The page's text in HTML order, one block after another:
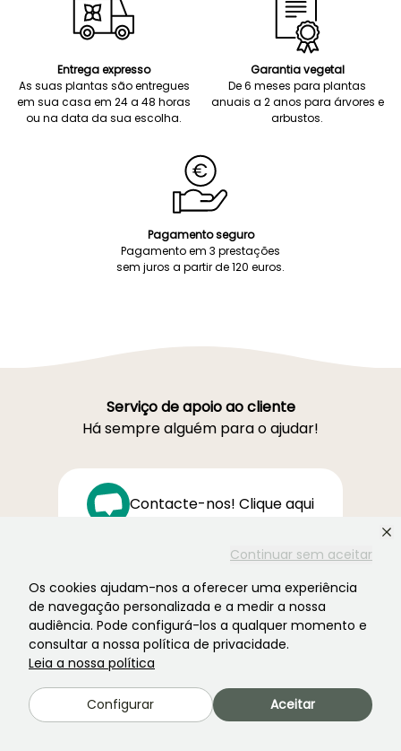
Continuar sem aceitar
Os cookies ajudam-nos a oferecer uma experiência
de navegação personalizada e a medir a nossa
audiência. Pode configurá-los a qualquer momento e
consultar a nossa política de privacidade.
Leia a nossa política
Configurar Aceitar
Entrega expresso
As suas plantas são entregues
em sua casa em 24 a 48 horas
ou na data da sua escolha.
Garantia vegetal
De 6 meses para plantas
anuais a 2 anos para árvores e
arbustos.
Pagamento seguro
Pagamento em 3 prestações
sem juros a partir de 120 euros.
Serviço de apoio ao cliente
Há sempre alguém para o ajudar!
Contacte-nos! Clique aqui
Segunda a sexta-feira
das 9h às 19h / Sábado
das 9h às 16h
Ferme de la Cœuillerie
1012 rue Roger Lecerf
59840 Premesques
França